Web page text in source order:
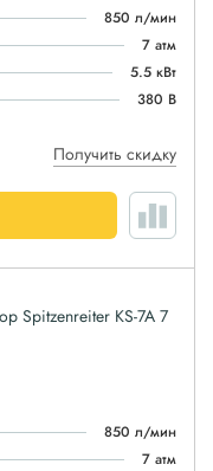
850 л/мин
7 атм
5.5 кВт
380 В
Получить скидку
Spitzenreiter KS-7A 7
850 л/мин
7 атм